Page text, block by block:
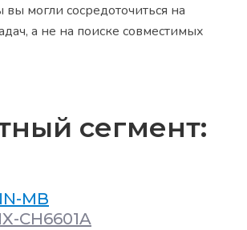
могли сосредоточиться на
а не на поиске совместимых
сегмент:
MB
CH6601A